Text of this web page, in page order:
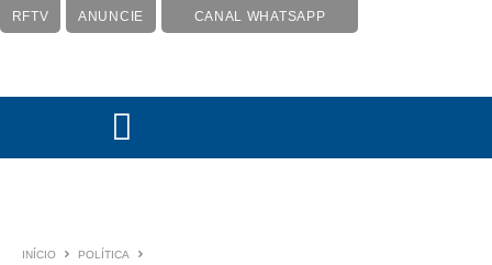
RFTV ANUNCIE CANAL WHATSAPP
INÍCIO
POLÍTICA